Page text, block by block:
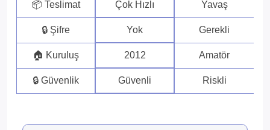
📦 Teslimat Çok Hızlı Yavaş
🔒 Şifre Yok Gerekli
🏠 Kuruluş 2012 Amatör
🔒 Güvenlik Güvenli Riskli